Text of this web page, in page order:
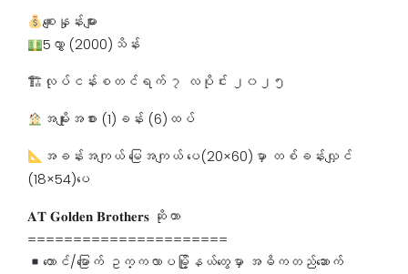
စျေးနှုန်းများ
5လွှာ (2000)သိန်း
🏗လုပ်ငန်းစတင်ရက် ၇ လပိုင်း ၂၀၂၅
အမျိုးအစား (1)ခန်း (6)ထပ်
အခန်းအကျယ် မြေအကျယ် ပေ(20×60)မှာ တစ်ခန်းလျှင်
(18×54)ပေ
𝐀𝐓 𝐆𝐨𝐥𝐝𝐞𝐧 𝐁𝐫𝐨𝐭𝐡𝐞𝐫𝐬 ဆိုတာ
======================
တောင်/မြောက် ဥက္ကလာပမြို့နယ်တွေမှာ အဓိကတည်ဆောက်